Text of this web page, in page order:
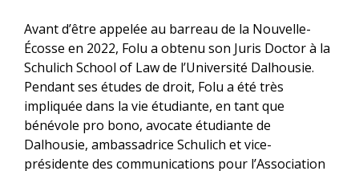
Avant d’être appelée au barreau de la Nouvelle-
Écosse en 2022, Folu a obtenu son Juris Doctor à la
Schulich School of Law de l’Université Dalhousie.
Pendant ses études de droit, Folu a été très
impliquée dans la vie étudiante, en tant que
bénévole pro bono, avocate étudiante de
Dalhousie, ambassadrice Schulich et vice-
présidente des communications pour l’Association